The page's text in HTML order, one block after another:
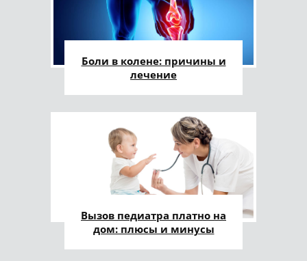
Боли в колене: причины и
лечение
Вызов педиатра платно на
дом: плюсы и минусы